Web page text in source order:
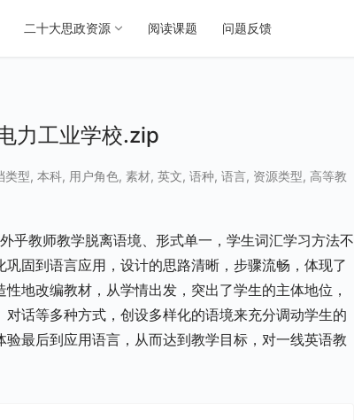
二十大思政资源 阅读课题 问题反馈
力工业学校.zip
类型, 本科, 用户角色, 素材, 英文, 语种, 语言, 资源类型, 高等教
乎教师教学脱离语境、形式单一，学生词汇学习方法不
固到语言应用，设计的思路清晰，步骤流畅，体现了
地改编教材，从学情出发，突出了学生的主体地位，
话等多种方式，创设多样化的语境来充分调动学生的
最后到应用语言，从而达到教学目标，对一线英语教